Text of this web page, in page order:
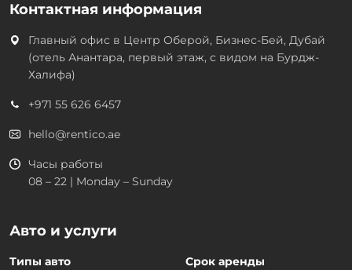
Контактная информация
Главный офис в Центр Оберой, Бизнес-Бей, Дубай
(отель Анантара, первый этаж, с видом на Бурдж-
Халифа)
+971 55 626 6457
hello@rentico.ae
Часы работы
08 – 22 | Monday – Sunday
Авто и услуги
Типы авто Срок аренды